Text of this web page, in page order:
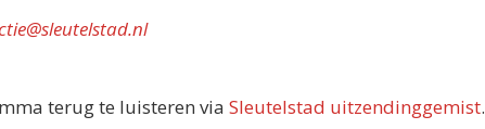
terug te luisteren via Sleutelstad uitzendinggemist.